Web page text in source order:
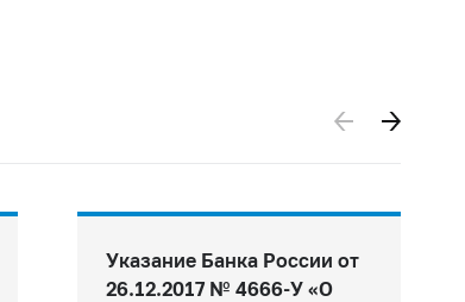
Указание Банка России от
26.12.2017 № 4666‑У «О